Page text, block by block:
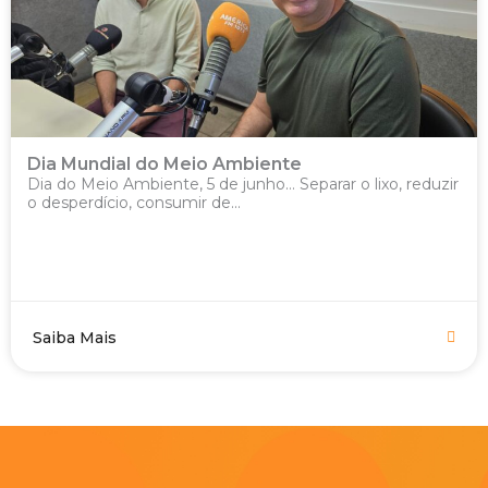
Dia Mundial do Meio Ambiente
Dia do Meio Ambiente, 5 de junho… Separar o lixo, reduzir
o desperdício, consumir de...
Saiba Mais